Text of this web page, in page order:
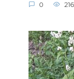
0 216